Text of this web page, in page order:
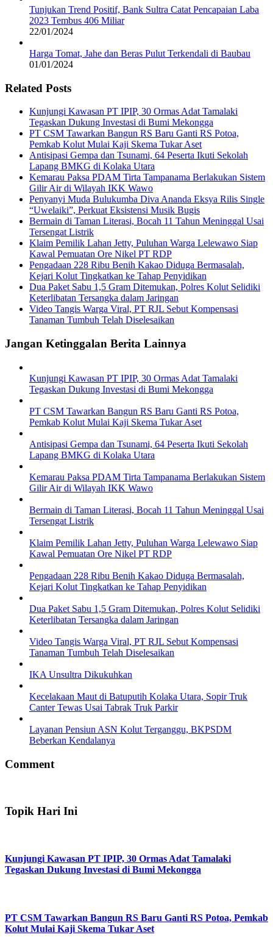
Tunjukan Trend Positif, Bank Sultra Catat Pencapaian Laba
2023 Tembus 406 Miliar
22/01/2024
Harga Tomat, Jahe dan Beras Pulut Terkendali di Baubau
01/01/2024
Related Posts
Kunjungi Kawasan PT IPIP, 30 Ormas Adat Tamalaki
Tegaskan Dukung Investasi di Bumi Mekongga
PT CSM Tawarkan Bangun RS Baru Ganti RS Potoa,
Pemkab Kolut Mulai Kaji Skema Tukar Aset
Antisipasi Gempa dan Tsunami, 64 Peserta Ikuti Sekolah
Lapang BMKG di Kolaka Utara
Kemarau Paksa PDAM Tirta Tampanama Berlakukan Sistem
Gilir Air di Wilayah IKK Wawo
Penyanyi Muda Bulukumba Diva Ananda Eksya Rilis Single
“Uwelaiki”, Perkuat Eksistensi Musik Bugis
Bermain di Taman Literasi, Bocah 11 Tahun Meninggal Usai
Tersengat Listrik
Klaim Pemilik Lahan Jetty, Puluhan Warga Lelewawo Siap
Kawal Pemuatan Ore Nikel PT RDP
Pengadaan 228 Ribu Benih Kakao Diduga Bermasalah,
Kejari Kolut Tingkatkan ke Tahap Penyidikan
Dua Paket Sabu 1,5 Gram Ditemukan, Polres Kolut Selidiki
Keterlibatan Tersangka dalam Jaringan
Video Tangis Warga Viral, PT RJL Sebut Kompensasi
Tanaman Tumbuh Telah Diselesaikan
Jangan Ketinggalan Berita Lainnya
Kunjungi Kawasan PT IPIP, 30 Ormas Adat Tamalaki
Tegaskan Dukung Investasi di Bumi Mekongga
PT CSM Tawarkan Bangun RS Baru Ganti RS Potoa,
Pemkab Kolut Mulai Kaji Skema Tukar Aset
Antisipasi Gempa dan Tsunami, 64 Peserta Ikuti Sekolah
Lapang BMKG di Kolaka Utara
Kemarau Paksa PDAM Tirta Tampanama Berlakukan Sistem
Gilir Air di Wilayah IKK Wawo
Bermain di Taman Literasi, Bocah 11 Tahun Meninggal Usai
Tersengat Listrik
Klaim Pemilik Lahan Jetty, Puluhan Warga Lelewawo Siap
Kawal Pemuatan Ore Nikel PT RDP
Pengadaan 228 Ribu Benih Kakao Diduga Bermasalah,
Kejari Kolut Tingkatkan ke Tahap Penyidikan
Dua Paket Sabu 1,5 Gram Ditemukan, Polres Kolut Selidiki
Keterlibatan Tersangka dalam Jaringan
Video Tangis Warga Viral, PT RJL Sebut Kompensasi
Tanaman Tumbuh Telah Diselesaikan
IKA Unsultra Dikukuhkan
Kecelakaan Maut di Batuputih Kolaka Utara, Sopir Truk
Canter Tewas Usai Tabrak Truk Parkir
Layanan Pensiun ASN Kolut Terganggu, BKPSDM
Beberkan Kendalanya
Comment
Topik Hari Ini
Kunjungi Kawasan PT IPIP, 30 Ormas Adat Tamalaki
Tegaskan Dukung Investasi di Bumi Mekongga
PT CSM Tawarkan Bangun RS Baru Ganti RS Potoa, Pemkab
Kolut Mulai Kaji Skema Tukar Aset